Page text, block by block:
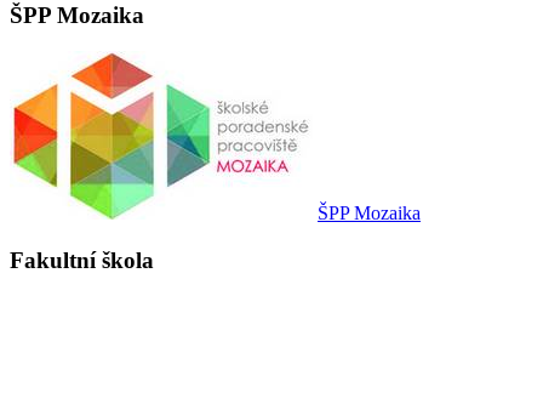
ŠPP Mozaika
ŠPP Mozaika
Fakultní škola